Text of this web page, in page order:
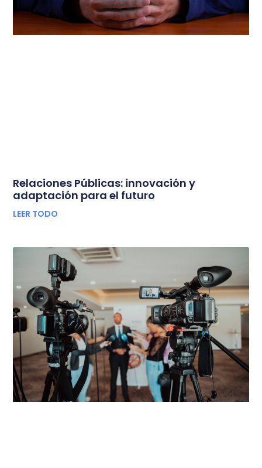
Relaciones Públicas: innovación y
adaptación para el futuro
LEER TODO